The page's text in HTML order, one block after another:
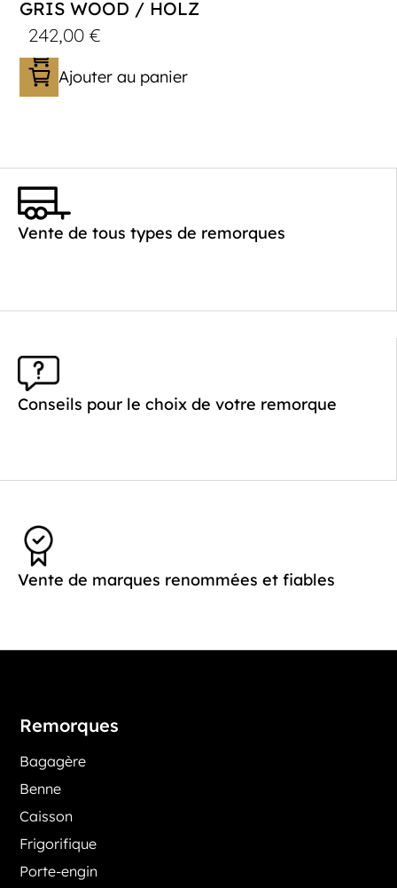
GRIS WOOD / HOLZ
242,00€
Ajouter au panier
Vente de tous types de remorques
Conseils pour le choix de votre remorque
Vente de marques renommées et fiables
Remorques
Bagagère
Benne
Caisson
Frigorifique
Porte-engin